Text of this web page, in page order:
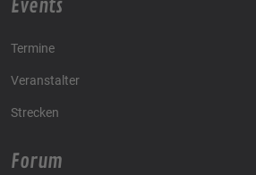
Events
Termine
Veranstalter
Strecken
Forum